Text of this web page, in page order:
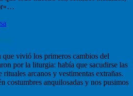
que vivió los primeros cambios del
por la liturgia: había que sacudirse las
arcanos y vestimentas extrañas.
costumbres anquilosadas y nos pusimos